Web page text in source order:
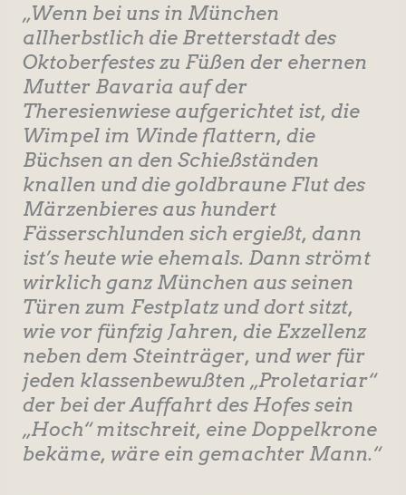
„Wenn bei uns in München
allherbstlich die Bretterstadt des
Oktoberfestes zu Füßen der ehernen
Mutter Bavaria auf der
Theresienwiese aufgerichtet ist, die
Wimpel im Winde flattern, die
Büchsen an den Schießständen
knallen und die goldbraune Flut des
Märzenbieres aus hundert
Fässerschlunden sich ergießt, dann
ist’s heute wie ehemals. Dann strömt
wirklich ganz München aus seinen
Türen zum Festplatz und dort sitzt,
wie vor fünfzig Jahren, die Exzellenz
neben dem Steinträger, und wer für
jeden klassenbewußten „Proletariar“
der bei der Auffahrt des Hofes sein
„Hoch“ mitschreit, eine Doppelkrone
bekäme, wäre ein gemachter Mann.“